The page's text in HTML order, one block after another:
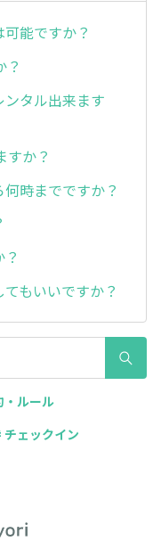
能ですか？
？
タル出来ます
すか？
時までですか？
もいいですか？
・ルール
チェックイン